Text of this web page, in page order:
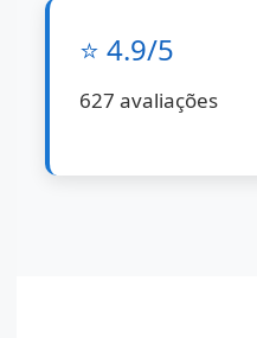
⭐ 4.9/5
627 avaliações